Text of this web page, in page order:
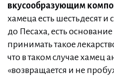
вкусообразующим
хамеца есть шестьдесят и
до Песаха, есть
принимать такое
что в таком случае хамец
«возвращается и не